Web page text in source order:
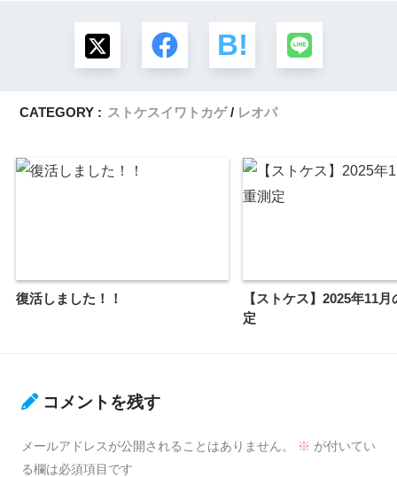
CATEGORY : ストケスイワトカゲ レオパ
復活しました！！
【ストケス】2025年11
定
コメントを残す
メールアドレスが公開されることはありません。 ※ が付いてい
る欄は必須項目です